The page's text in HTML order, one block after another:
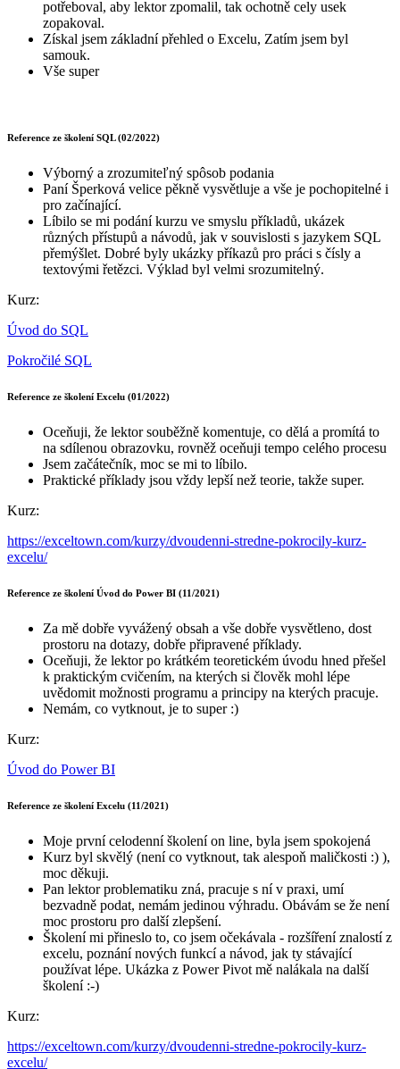
potřeboval, aby lektor zpomalil, tak ochotně cely usek
zopakoval.
Získal jsem základní přehled o Excelu, Zatím jsem byl
samouk.
Vše super
Reference ze školení SQL (02/2022)
Výborný a zrozumiteľný spôsob podania
Paní Šperková velice pěkně vysvětluje a vše je pochopitelné i
pro začínající.
Líbilo se mi podání kurzu ve smyslu příkladů, ukázek
různých přístupů a návodů, jak v souvislosti s jazykem SQL
přemýšlet. Dobré byly ukázky příkazů pro práci s čísly a
textovými řetězci. Výklad byl velmi srozumitelný.
Kurz:
Úvod do SQL
Pokročilé SQL
Reference ze školení Excelu (01/2022)
Oceňuji, že lektor souběžně komentuje, co dělá a promítá to
na sdílenou obrazovku, rovněž oceňuji tempo celého procesu
Jsem začátečník, moc se mi to líbilo.
Praktické příklady jsou vždy lepší než teorie, takže super.
Kurz:
https://exceltown.com/kurzy/dvoudenni-stredne-pokrocily-kurz-
excelu/
Reference ze školení Úvod do Power BI (11/2021)
Za mě dobře vyvážený obsah a vše dobře vysvětleno, dost
prostoru na dotazy, dobře připravené příklady.
Oceňuji, že lektor po krátkém teoretickém úvodu hned přešel
k praktickým cvičením, na kterých si člověk mohl lépe
uvědomit možnosti programu a principy na kterých pracuje.
Nemám, co vytknout, je to super :)
Kurz:
Úvod do Power BI
Reference ze školení Excelu (11/2021)
Moje první celodenní školení on line, byla jsem spokojená
Kurz byl skvělý (není co vytknout, tak alespoň maličkosti :) ),
moc děkuji.
Pan lektor problematiku zná, pracuje s ní v praxi, umí
bezvadně podat, nemám jedinou výhradu. Obávám se že není
moc prostoru pro další zlepšení.
Školení mi přineslo to, co jsem očekávala - rozšíření znalostí z
excelu, poznání nových funkcí a návod, jak ty stávající
používat lépe. Ukázka z Power Pivot mě nalákala na další
školení :-)
Kurz:
https://exceltown.com/kurzy/dvoudenni-stredne-pokrocily-kurz-
excelu/